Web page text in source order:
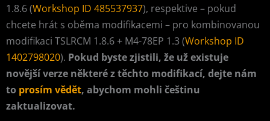
1.8.6 (Workshop ID 485537937), respektive – pokud
chcete hrát s oběma modifikacemi – pro kombinovanou
modifikaci TSLRCM 1.8.6 + M4-78EP 1.3 (Workshop ID
1402798020). Pokud byste zjistili, že už existuje
novější verze některé z těchto modifikací, dejte nám
to prosím vědět, abychom mohli češtinu
zaktualizovat.